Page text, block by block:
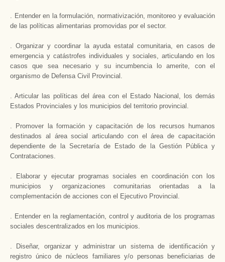
. Entender en la formulación, normativización, monitoreo y evaluación
de las políticas alimentarias promovidas por el sector.
. Organizar y coordinar la ayuda estatal comunitaria, en casos de
emergencia y catástrofes individuales y sociales, articulando en los
casos que sea necesario y su incumbencia lo amerite, con el
organismo de Defensa Civil Provincial.
. Articular las políticas del área con el Estado Nacional, los demás
Estados Provinciales y los municipios del territorio provincial.
. Promover la formación y capacitación de los recursos humanos
destinados al área social articulando con el área de capacitación
dependiente de la Secretaría de Estado de la Gestión Pública y
Contrataciones.
. Elaborar y ejecutar programas sociales en coordinación con los
municipios y organizaciones comunitarias orientadas a la
complementación de acciones con el Ejecutivo Provincial.
. Entender en la reglamentación, control y auditoria de los programas
sociales descentralizados en los municipios.
. Diseñar, organizar y administrar un sistema de identificación y
registro único de núcleos familiares y/o personas beneficiarias de